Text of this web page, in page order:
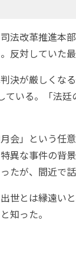
法改革推進本
反対していた
決が厳しくな
いる。「法
会」という任
異な事件の背
たが、間近で
世とは縁遠い
知った。